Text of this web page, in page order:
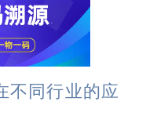
不同行业的应